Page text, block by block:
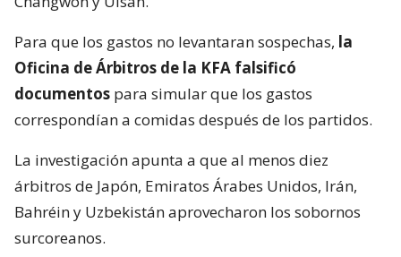
Para que los gastos no levantaran sospechas, la
Oficina de Árbitros de la KFA falsificó
documentos para simular que los gastos
correspondían a comidas después de los partidos.
La investigación apunta a que al menos diez
árbitros de Japón, Emiratos Árabes Unidos, Irán,
Bahréin y Uzbekistán aprovecharon los sobornos
surcoreanos.